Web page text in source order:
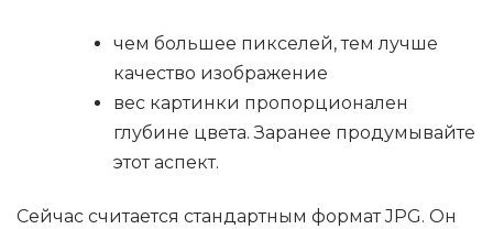
чем большее пикселей, тем лучше
качество изображение
вес картинки пропорционален
глубине цвета. Заранее продумывайте
этот аспект.
Сейчас считается стандартным формат JPG. Он